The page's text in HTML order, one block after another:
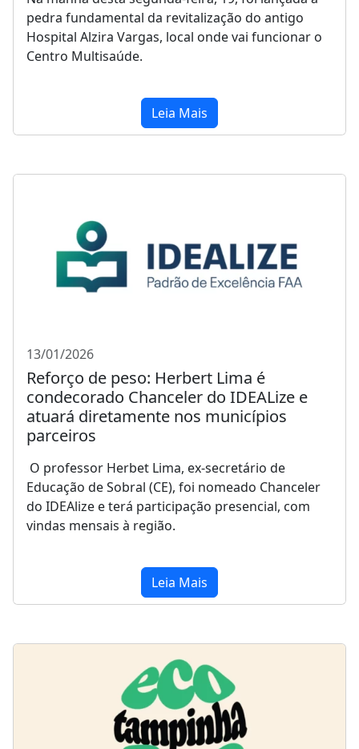
pedra fundamental da revitalização do antigo
Hospital Alzira Vargas, local onde vai funcionar o
Centro Multisaúde.
Leia Mais
13/01/2026
Reforço de peso: Herbert Lima é
condecorado Chanceler do IDEALize e
atuará diretamente nos municípios
parceiros
O professor Herbet Lima, ex-secretário de
Educação de Sobral (CE), foi nomeado Chanceler
do IDEAlize e terá participação presencial, com
vindas mensais à região.
Leia Mais